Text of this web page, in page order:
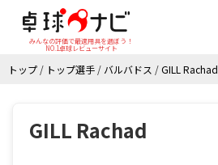
みんなの評価で最適用具を選ぼう！
NO.1卓球レビューサイト
トップ / トップ選手 / バルバドス /GILL Rachad
GILL Rachad